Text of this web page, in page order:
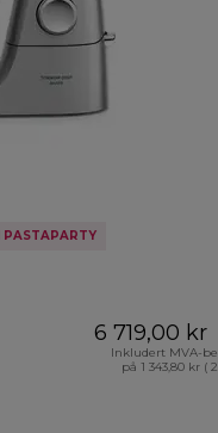
PASTAPARTY
6 719,00 kr
Inkludert MVA-
på 1 343,80 kr (